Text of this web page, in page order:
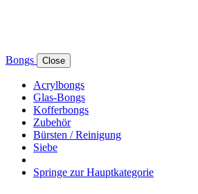
Bongs Close
Acrylbongs
Glas-Bongs
Kofferbongs
Zubehör
Bürsten / Reinigung
Siebe
Springe zur Hauptkategorie